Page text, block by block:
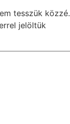
tesszük közzé.
jelöltük